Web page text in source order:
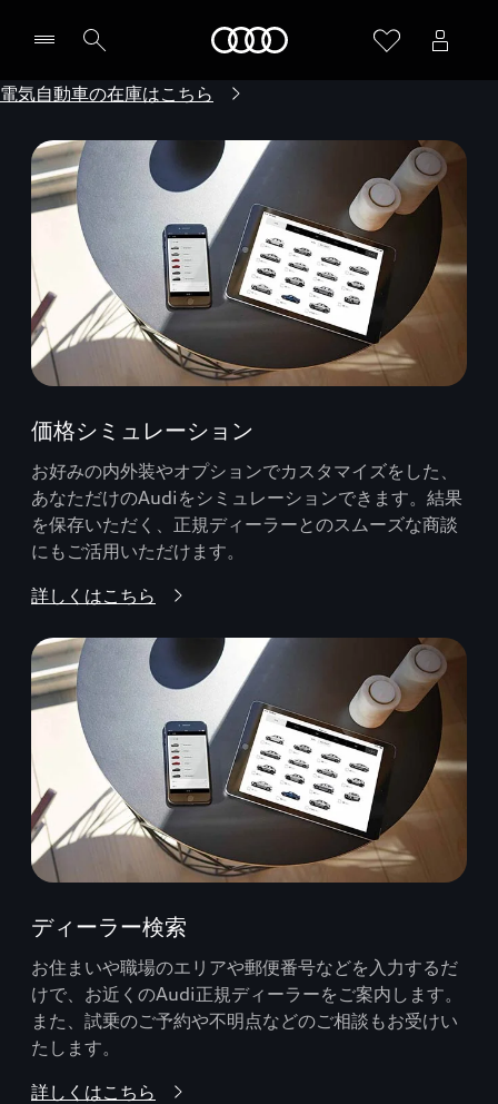
電気自動車の在庫はこちら
価格シミュレーション
お好みの内外装やオプションでカスタマイズをした、
あなただけのAudiをシミュレーションできます。結果
を保存いただく、正規ディーラーとのスムーズな商談
にもご活用いただけます。
詳しくはこちら
ディーラー検索
お住まいや職場のエリアや郵便番号などを入力するだ
けで、お近くのAudi正規ディーラーをご案内します。
また、試乗のご予約や不明点などのご相談もお受けい
たします。
詳しくはこちら